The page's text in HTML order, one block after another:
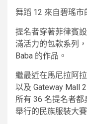
舞蹈 12 來自碧瑤市
提名者穿著菲律賓
滿活力的包款系列
Baba 的作品。
繼最近在馬尼拉阿
以及 Gateway Mall
所有 36 名提名者
舉行的民族服裝大